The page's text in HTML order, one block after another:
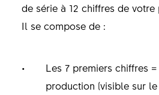
de série à 12 chiffres de
Il se compose de :
Les 7 premiers chiffres
production (visible sur